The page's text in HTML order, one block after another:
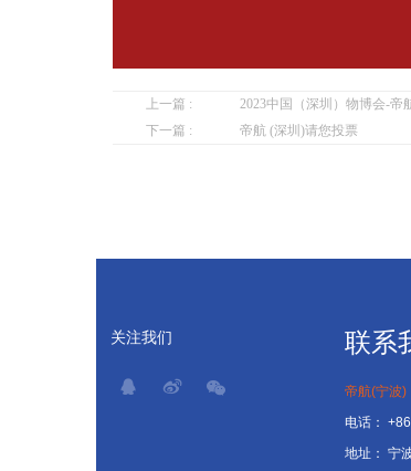
上一篇 :
2023中国（深圳）物博会-帝
下一篇 :
帝航 (深圳)请您投票
关注我们 联系
帝航(宁波)
电话：
地址： 宁